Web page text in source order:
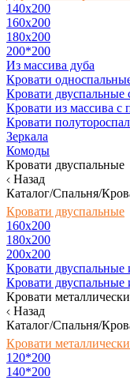
140x200
160х200
180х200
200*200
Из массива дуба
Кровати
Кровати
Кровати из массива
Кровати
Зеркала
Комоды
Кровати двуспальные
Назад
Каталог/Спальня/
Кровати двуспальные
160х200
180x200
200x200
Кровати двуспальные
Кровати двуспальные
Кровати
Назад
Каталог/Спальня/
Кровати
120*200
140*200